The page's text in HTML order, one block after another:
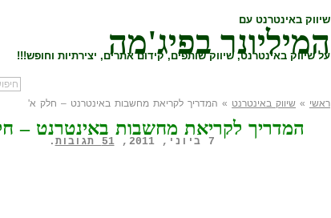
שיווק באינטרנט עם
המיליונר בפיג'מה
על שיווק באינטרנט, שיווק שותפים, קידום אתרים, יצירתיות וחופש!!!
ראשי » שיווק באינטרנט » המדריך לקריאת מחשבות באינטרנט – חלק א'
המדריך לקריאת מחשבות באינטרנט –
7 ביוני, 2011, 51 תגובות .